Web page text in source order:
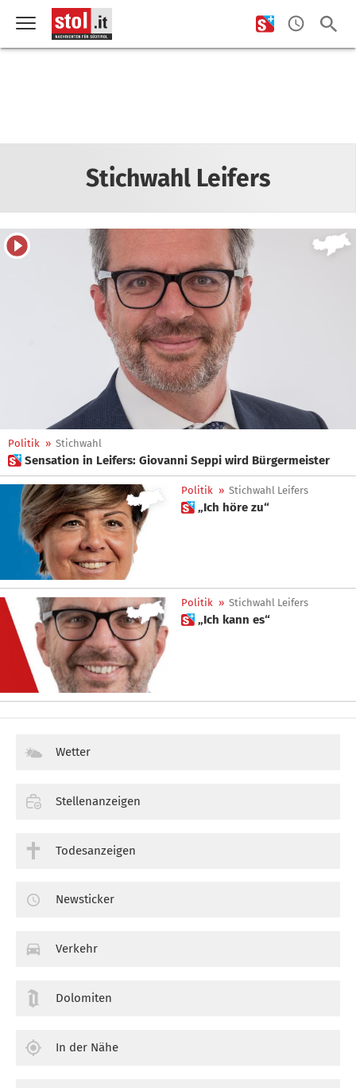
Stichwahl Leifers
Politik » Stichwahl
 Sensation in Leifers: Giovanni Seppi wird Bürgermeister
Politik » Stichwahl Leifers
 „Ich höre zu“
Politik » Stichwahl Leifers
 „Ich kann es“
Wetter
Stellenanzeigen
Todesanzeigen
Newsticker
Verkehr
Dolomiten
In der Nähe